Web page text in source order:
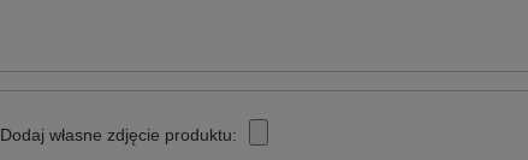
Dodaj własne zdjęcie produktu: